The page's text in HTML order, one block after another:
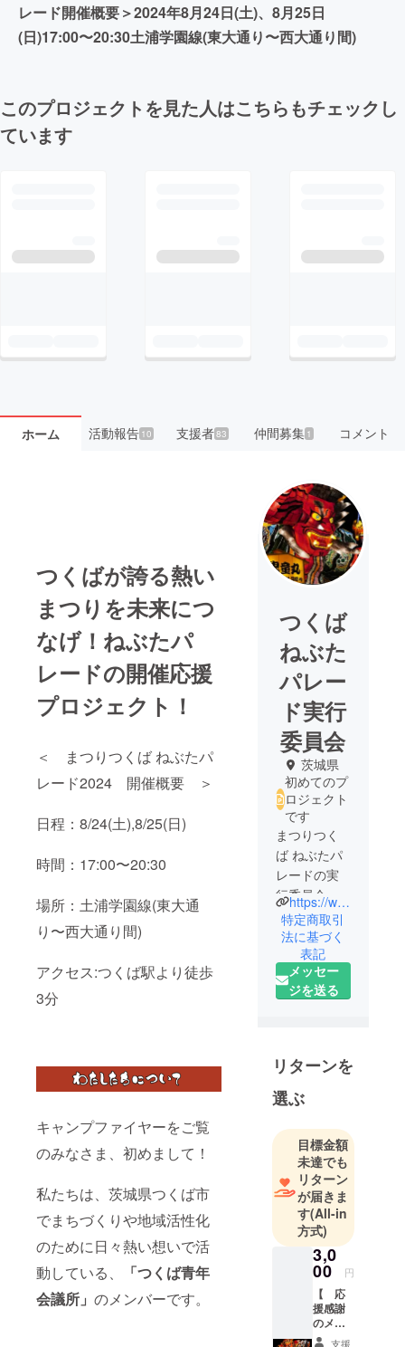
レード開催概要＞2024年8月24日(土)、8月25日
(日)17:00〜20:30土浦学園線(東大通り〜西大通り間)
このプロジェクトを見た人はこちらもチェックし
ています
ホーム 活動報告10 支援者83 仲間募集 1 コメント
つくばが誇る熱い
まつりを未来につ
なげ！ねぶたパ
レードの開催応援
プロジェクト！
＜ まつりつくば ねぶたパ
レード2024 開催概要 ＞
日程：8/24(土),8/25(日)
時間：17:00〜20:30
場所：土浦学園線(東大通
り〜西大通り間)
アクセス:つくば駅より徒歩
3分
キャンプファイヤーをご覧
のみなさま、初めまして！
私たちは、茨城県つくば市
でまちづくりや地域活性化
のために日々熱い想いで活
動している、
「つくば青年
会議所」 のメンバーです。
つくば
ねぶた
パレー
ド実行
委員会
茨城県
初めてのプ
ロジェクト
です
まつりつく
ば ねぶたパ
レードの実
行委員会で
す。
クラウド
ファンディ
ングを通じ
て、つくば
の人に知っ
てもらいた
い！そし
金を広く募
集すること
で、たくさ
んのファン
の方と一緒
につくばの
ねぶたを未
来につなげ
ていきたい
です！！
みなさま、
https://www.tsukubanebuta.net/
特定商取引
法に基づく
表記
メッセー
ジを送る
リターンを
選ぶ
目標金額
未達でも
リターン
が届きま
す(All-in
方式)
3,0
00 円
【 応
援感謝
のメー
ルをお
支援